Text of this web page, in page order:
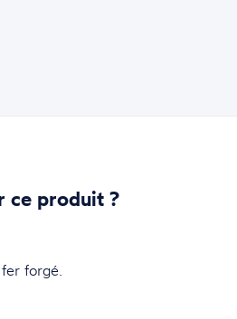
ce produit ?
forgé.